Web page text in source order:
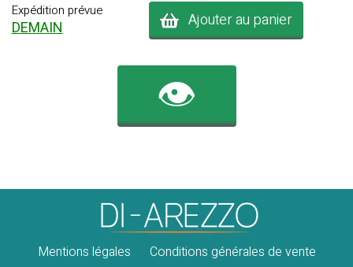
Expédition prévue
DEMAIN Ajouter au panier
👁️
Mentions légales Conditions générales de vente